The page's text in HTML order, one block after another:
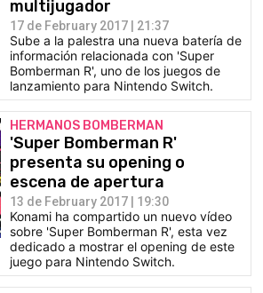
multijugador
17 de February 2017 | 21:37
Sube a la palestra una nueva batería de
información relacionada con 'Super
Bomberman R', uno de los juegos de
lanzamiento para Nintendo Switch.
HERMANOS BOMBERMAN
'Super Bomberman R'
presenta su opening o
escena de apertura
13 de February 2017 | 19:30
Konami ha compartido un nuevo vídeo
sobre 'Super Bomberman R', esta vez
dedicado a mostrar el opening de este
juego para Nintendo Switch.